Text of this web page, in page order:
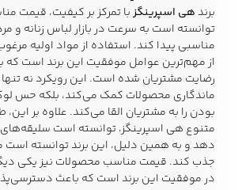
زیبایی و سلامت
خانه و آشپزخانه
شلوارک مردانه ژاکت و پلیور
شلوار جین مردانه
شلوار
مردانه
برند هی اسپرینگزبا تمرکز بر کیفیت، قیمت
توانسته است به سرعت در بازار لباس زنانه و
مناسبی پیدا کند. استفاده از مواد اولیه
از مهم‌ترین عوامل موفقیت این برند است که
رضایت مشتریان شده است. این رویکرد نه
ماندگاری محصولات کمک می‌کند، بلکه حس
بودن را به مشتریان القا می‌کند. علاوه بر این،
متنوع هی اسپرینگز، توانسته است
دهد و به همین دلیل، این برند توانسته است
جذب کند. قیمت مناسب محصولات نیز یکی
در موفقیت این برند است که باعث